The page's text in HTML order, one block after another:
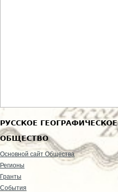
РУССКОЕ ГЕОГРАФИЧЕСКОЕ
ОБЩЕСТВО
Основной сайт Общества
Регионы
Гранты
События